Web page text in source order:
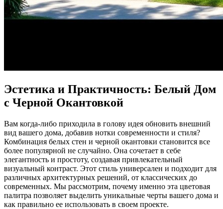
Эстетика и Практичность: Белый Дом
с Черной Окантовкой
Вам когда-либо приходила в голову идея обновить внешний
вид вашего дома, добавив нотки современности и стиля?
Комбинация белых стен и черной окантовки становится все
более популярной не случайно. Она сочетает в себе
элегантность и простоту, создавая привлекательный
визуальный контраст. Этот стиль универсален и подходит для
различных архитектурных решений, от классических до
современных. Мы рассмотрим, почему именно эта цветовая
палитра позволяет выделить уникальные черты вашего дома и
как правильно ее использовать в своем проекте.